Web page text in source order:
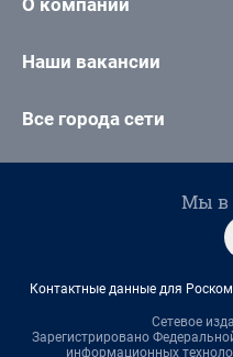
О компании
Наши вакансии
Все города сети
Мы в
Контактные данные для
Сетевое
Зарегистрировано
информационных